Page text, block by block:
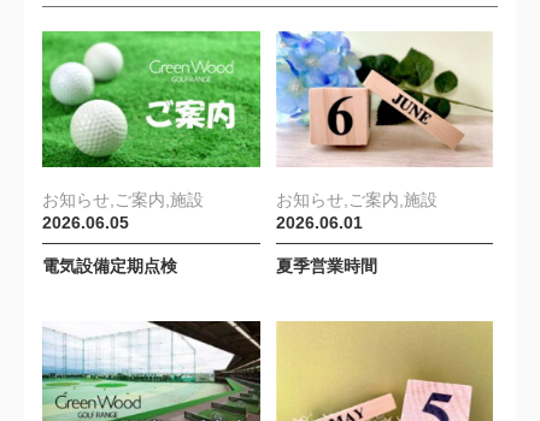
お知らせ,ご案内,施設
2026.06.05
電気設備定期点検
お知らせ,ご案内,施設
2026.06.01
夏季営業時間